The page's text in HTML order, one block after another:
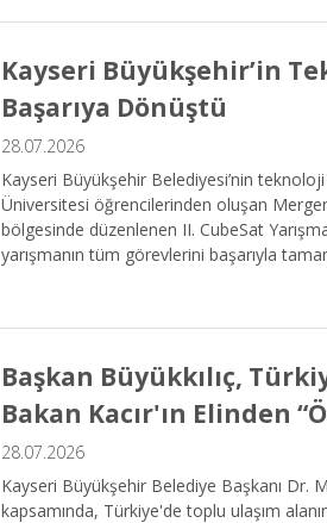
Kayseri Büyükşehir’in
Başarıya Dönüştü
28.07.2026
Kayseri Büyükşehir Belediyesi’nin
Üniversitesi öğrencilerinden oluşan
bölgesinde düzenlenen II. CubeSat
yarışmanın tüm görevlerini başarıyla
Başkan Büyükkılıç,
Bakan Kacır'ın Elinden
28.07.2026
Kayseri Büyükşehir Belediye Başkanı Dr.
kapsamında, Türkiye'de toplu ulaşım